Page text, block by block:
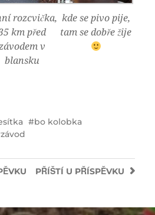
rozcvička,
km před
v
blansku
kde se pivo pije,
tam se dobře žije
bo kolobka
závod
PŘÍŠTÍ U PŘÍSPĚVKU